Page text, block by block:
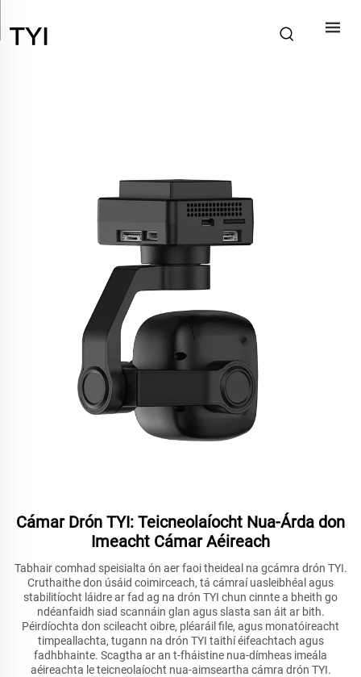
Cámar Drón TYI: Teicneolaíocht Nua-Árda don
Imeacht Cámar Aéireach
Tabhair comhad speisialta ón aer faoi theideal na gcámra drón TYI.
Cruthaithe don úsáid coimirceach, tá cámraí uasleibhéal agus
stabilitíocht láidre ar fad ag na drón TYI chun cinnte a bheith go
ndéanfaidh siad scannáin glan agus slasta san áit ar bith.
Péirdíochta don scileacht oibre, pléaráil file, agus monatóireacht
timpeallachta, tugann na drón TYI taithí éifeachtach agus
fadhbhainte. Scagtha ar an t-fháistine nua-dímheas imeála
aéireachta le teicneolaíocht nua-aimseartha cámra drón TYI.